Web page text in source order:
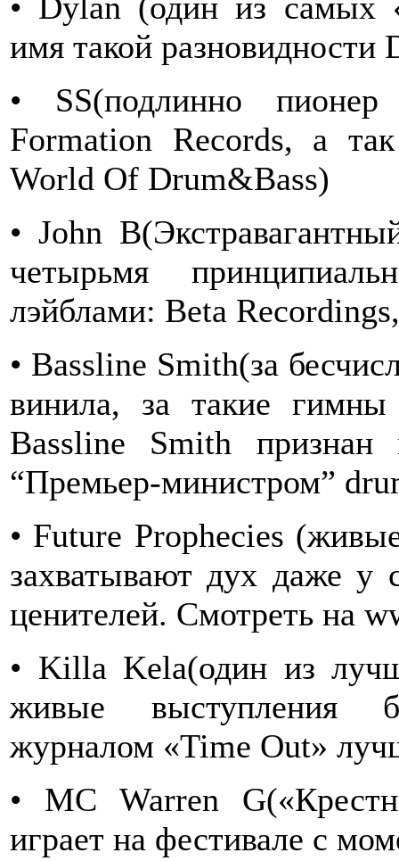
имя такой разновидности
• SS(подлинно
Formation Records, а
World Of Drum&Bass)
• John
четырьмя
лэйблами: Beta
• Bassline Smith(за
винила, за такие
Bassline Smith признан
“Премьер-министром”
• Future Prophecies
захватывают дух даже
ценителей. Смотреть на
• Killa Kela(один из
живые выступления
журналом «Time Out»
• MC Warren
играет на фестивале с